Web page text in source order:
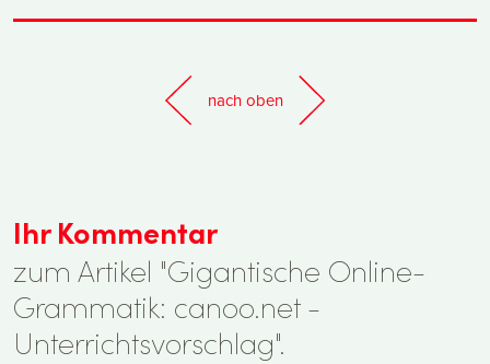
nach oben
Ihr Kommentar
zum Artikel "Gigantische Online-
Grammatik: canoo.net -
Unterrichtsvorschlag".